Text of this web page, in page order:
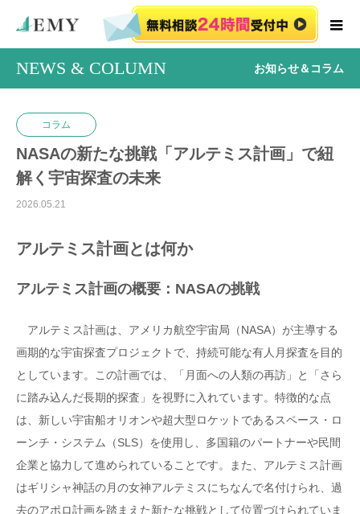
NEWS & COLUMN お知らせ＆コラム
コラム
NASAの新たな挑戦「アルテミス計画」で紐
解く宇宙探査の未来
2026.05.21
アルテミス計画とは何か
アルテミス計画の概要：NASAの挑戦
アルテミス計画は、アメリカ航空宇宙局（NASA）が主導する
画期的な宇宙探査プロジェクトで、持続可能な有人月探査を目的
としています。この計画では、「月面への人類の再訪」と「さら
に踏み込んだ長期的探査」を視野に入れています。特徴的な点
は、新しい宇宙船オリオンや超大型ロケットであるスペース・ロ
ーンチ・システム（SLS）を使用し、多国籍のパートナーや民間
企業と協力して進められていることです。また、アルテミス計画
はギリシャ神話の月の女神アルテミスにちなんで名付けられ、過
去のアポロ計画を踏まえた新たな挑戦として位置づけられていま